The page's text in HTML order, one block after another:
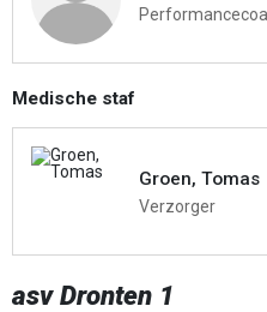
Medische staf
Groen, Tomas
Verzorger
asv Dronten 1